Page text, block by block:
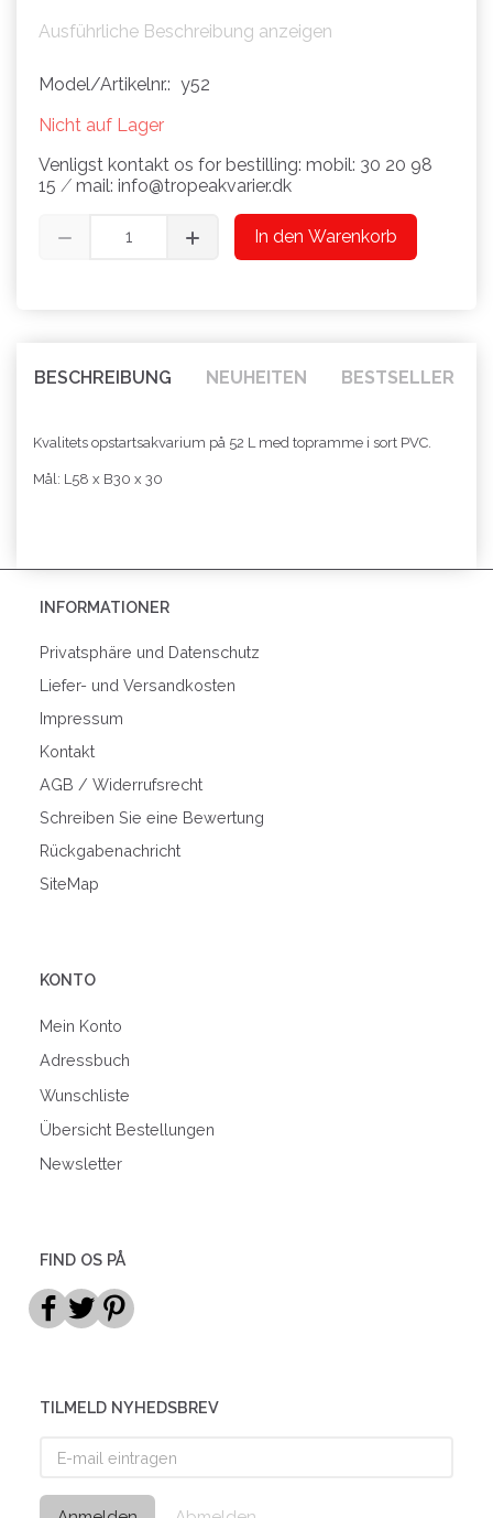
Ausführliche Beschreibung anzeigen
Model/Artikelnr.: y52
Nicht auf Lager
Venligst kontakt os for bestilling: mobil: 30 20 98
15 ⁄ mail: info@tropeakvarier.dk
In den Warenkorb
BESCHREIBUNG NEUHEITEN BESTSELLER
Kvalitets opstartsakvarium på 52 L med topramme i sort PVC.
Mål: L58 x B30 x 30
INFORMATIONER
Privatsphäre und Datenschutz
Liefer- und Versandkosten
Impressum
Kontakt
AGB / Widerrufsrecht
Schreiben Sie eine Bewertung
Rückgabenachricht
SiteMap
KONTO
Mein Konto
Adressbuch
Wunschliste
Übersicht Bestellungen
Newsletter
FIND OS PÅ
TILMELD NYHEDSBREV
mail